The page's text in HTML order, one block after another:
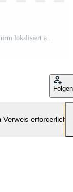
Folgen
Verweis erforderlich